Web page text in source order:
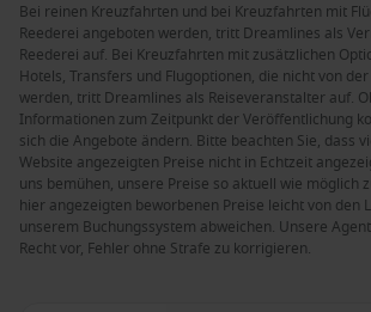
Bei reinen Kreuzfahrten und bei Kreuzfahrten mit
Reederei angeboten werden, tritt Dreamlines als
Reederei auf. Bei Kreuzfahrten mit zusätzlichen
Hotels, Transfers und Flugoptionen, die nicht von
werden, tritt Dreamlines als Reiseveranstalter auf.
Informationen zum Zeitpunkt der Veröffentlichung
sich die Angebote ändern. Bitte beachten Sie, dass
Website angezeigten Preise nicht in Echtzeit
uns bemühen, unsere Preise so aktuell wie möglich
hier angezeigten beworbenen Preise leicht von den
unserem Buchungssystem abweichen. Unsere
Recht vor, Fehler ohne Strafe zu korrigieren.